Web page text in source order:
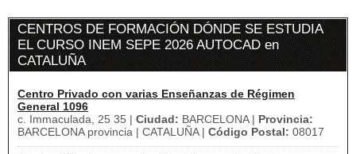
CENTROS DE FORMACIÓN DÓNDE SE ESTUDIA
EL CURSO INEM SEPE 2026 AUTOCAD en
CATALUÑA
Centro Privado con varias Enseñanzas de Régimen
General 1096
c. Immaculada, 25 35 | Ciudad: BARCELONA | Provincia:
BARCELONA provincia | CATALUÑA | Código Postal: 08017